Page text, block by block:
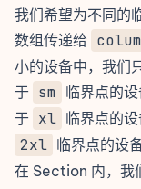
我们希望为不同的
数组传递给
小的设备中，我们
于 sm 临界点的
于 xl 临界点的
2xl 临界点的设
在 Section 内，我